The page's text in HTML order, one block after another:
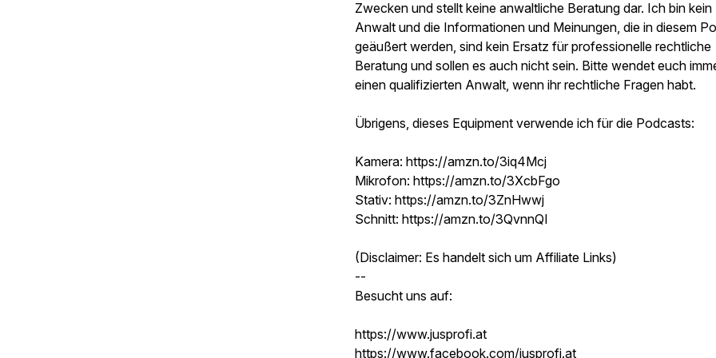
Zwecken und stellt keine anwaltliche Beratung dar. Ich bin kein
Anwalt und die Informationen und Meinungen, die in diesem
geäußert werden, sind kein Ersatz für professionelle rechtliche
Beratung und sollen es auch nicht sein. Bitte wendet euch
einen qualifizierten Anwalt, wenn ihr rechtliche Fragen habt.
Übrigens, dieses Equipment verwende ich für die Podcasts:
Kamera: https://amzn.to/3iq4Mcj
Mikrofon: https://amzn.to/3XcbFgo
Stativ: https://amzn.to/3ZnHwwj
Schnitt: https://amzn.to/3QvnnQI
(Disclaimer: Es handelt sich um Affiliate Links)
--
Besucht uns auf:
https://www.jusprofi.at
https://www.facebook.com/jusprofi.at